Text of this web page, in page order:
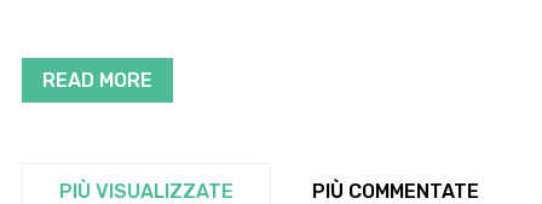
READ MORE
PIÙ VISUALIZZATE PIÙ COMMENTATE